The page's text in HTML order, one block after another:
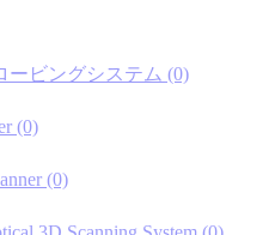
ービングシステム (0)
(0)
(0)